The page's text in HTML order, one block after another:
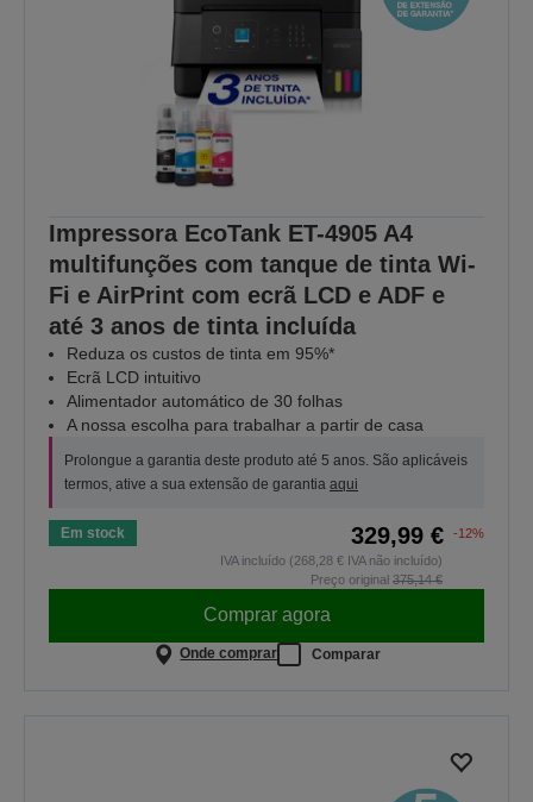
Impressora EcoTank ET-4905 A4
multifunções com tanque de tinta Wi-
Fi e AirPrint com ecrã LCD e ADF e
até 3 anos de tinta incluída
Reduza os custos de tinta em 95%*
Ecrã LCD intuitivo
Alimentador automático de 30 folhas
A nossa escolha para trabalhar a partir de casa
Prolongue a garantia deste produto até 5 anos. São aplicáveis
termos, ative a sua extensão de garantia aqui
Em stock 329,99 €
-12%
IVA incluído (268,28 € IVA não incluído)
Preço original 375,14 €
Comprar agora
Onde comprar Comparar